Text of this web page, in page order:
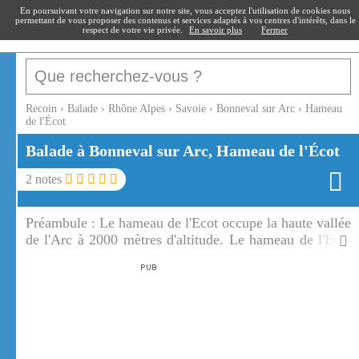
recoin.fr
Recoin › Balade › Rhône Alpes › Savoie › Bonneval sur Arc › Hameau
de l'Écot
Balade à Bonneval sur Arc, Hameau de l'Écot
2 notes
Préambule : Le hameau de l'Ecot occupe la haute vallée
de l'Arc à 2000 mètres d'altitude. Le hameau de l'Ecot
En poursuivant votre navigation sur notre site, vous acceptez l'utilisation de cookies nous
permettant de vous proposer des contenus et services adaptés à vos centres d'intérêts, dans le
respect de votre vie privée.
En savoir plus Fermer